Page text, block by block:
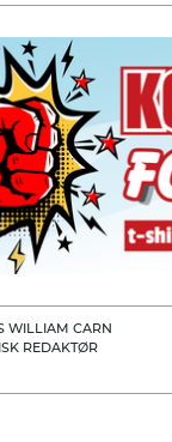
WILLIAM CARN
REDAKTØR